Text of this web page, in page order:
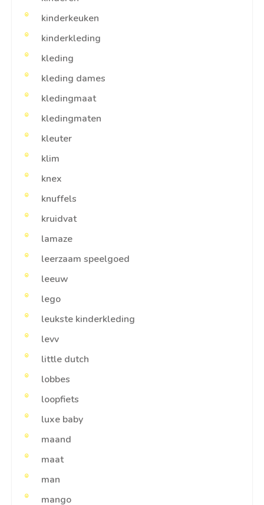
kinderkeuken
kinderkleding
kleding
kleding dames
kledingmaat
kledingmaten
kleuter
klim
knex
knuffels
kruidvat
lamaze
leerzaam speelgoed
leeuw
lego
leukste kinderkleding
levv
little dutch
lobbes
loopfiets
luxe baby
maand
maat
man
mango